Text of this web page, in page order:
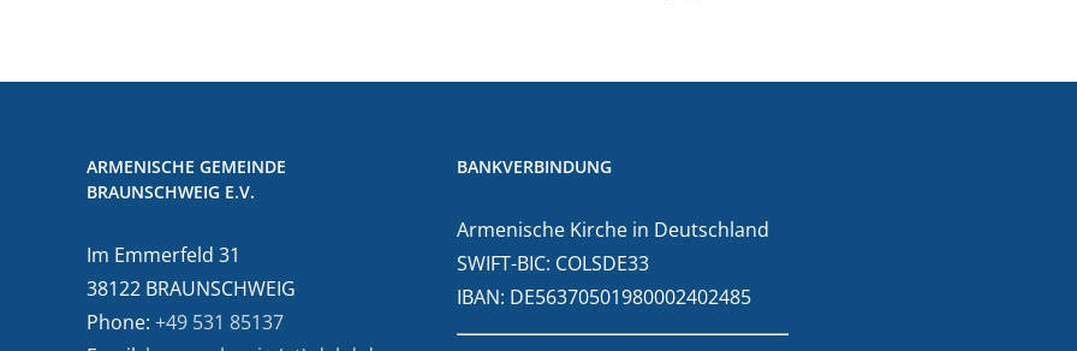
ARMENISCHE GEMEINDE
BRAUNSCHWEIG E.V.
Im Emmerfeld 31
38122 BRAUNSCHWEIG
Phone: +49 531 85137
BANKVERBINDUNG
Armenische Kirche in Deutschland
SWIFT-BIC: COLSDE33
IBAN: DE56370501980002402485